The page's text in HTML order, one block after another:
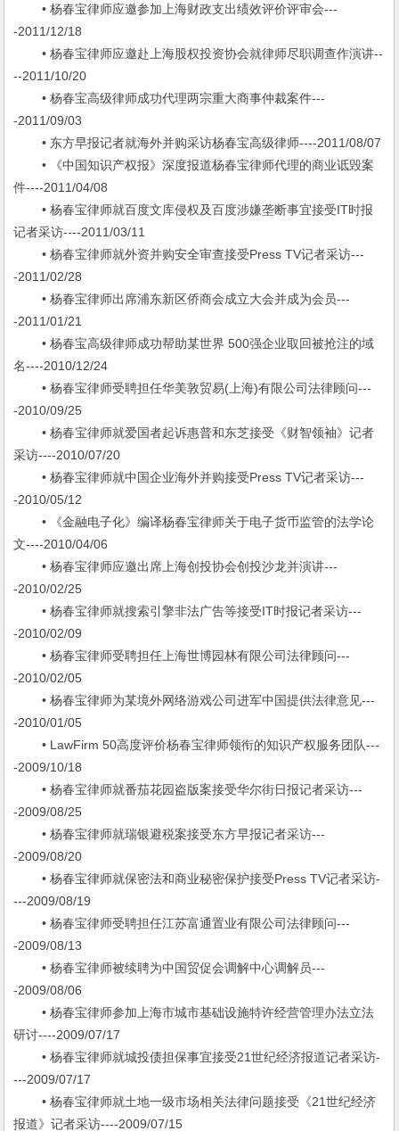
• 杨春宝律师应邀参加上海财政支出绩效评价评审会---
-2011/12/18
• 杨春宝律师应邀赴上海股权投资协会就律师尽职调查作演讲--
--2011/10/20
• 杨春宝高级律师成功代理两宗重大商事仲裁案件---
-2011/09/03
• 东方早报记者就海外并购采访杨春宝高级律师----2011/08/07
• 《中国知识产权报》深度报道杨春宝律师代理的商业诋毁案
件----2011/04/08
• 杨春宝律师就百度文库侵权及百度涉嫌垄断事宜接受IT时报
记者采访----2011/03/11
• 杨春宝律师就外资并购安全审查接受Press TV记者采访---
-2011/02/28
• 杨春宝律师出席浦东新区侨商会成立大会并成为会员---
-2011/01/21
• 杨春宝高级律师成功帮助某世界 500强企业取回被抢注的域
名----2010/12/24
• 杨春宝律师受聘担任华美敦贸易(上海)有限公司法律顾问---
-2010/09/25
• 杨春宝律师就爱国者起诉惠普和东芝接受《财智领袖》记者
采访----2010/07/20
• 杨春宝律师就中国企业海外并购接受Press TV记者采访---
-2010/05/12
• 《金融电子化》编译杨春宝律师关于电子货币监管的法学论
文----2010/04/06
• 杨春宝律师应邀出席上海创投协会创投沙龙并演讲---
-2010/02/25
• 杨春宝律师就搜索引擎非法广告等接受IT时报记者采访---
-2010/02/09
• 杨春宝律师受聘担任上海世博园林有限公司法律顾问---
-2010/02/05
• 杨春宝律师为某境外网络游戏公司进军中国提供法律意见---
-2010/01/05
• LawFirm 50高度评价杨春宝律师领衔的知识产权服务团队---
-2009/10/18
• 杨春宝律师就番茄花园盗版案接受华尔街日报记者采访---
-2009/08/25
• 杨春宝律师就瑞银避税案接受东方早报记者采访---
-2009/08/20
• 杨春宝律师就保密法和商业秘密保护接受Press TV记者采访-
---2009/08/19
• 杨春宝律师受聘担任江苏富通置业有限公司法律顾问---
-2009/08/13
• 杨春宝律师被续聘为中国贸促会调解中心调解员---
-2009/08/06
• 杨春宝律师参加上海市城市基础设施特许经营管理办法立法
研讨----2009/07/17
• 杨春宝律师就城投债担保事宜接受21世纪经济报道记者采访-
---2009/07/17
• 杨春宝律师就土地一级市场相关法律问题接受《21世纪经济
报道》记者采访----2009/07/15